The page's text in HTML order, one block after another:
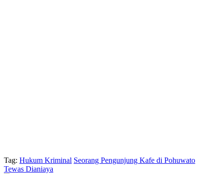
Tag: Hukum Kriminal Seorang Pengunjung Kafe di Pohuwato
Tewas Dianiaya